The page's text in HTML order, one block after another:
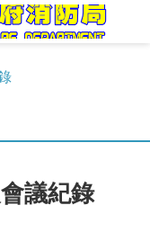
議紀錄